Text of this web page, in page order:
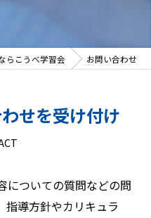
らこうべ学習会 お問い合わせ
せを受け付け
についての質問などの問
指導方針やカリキュラ